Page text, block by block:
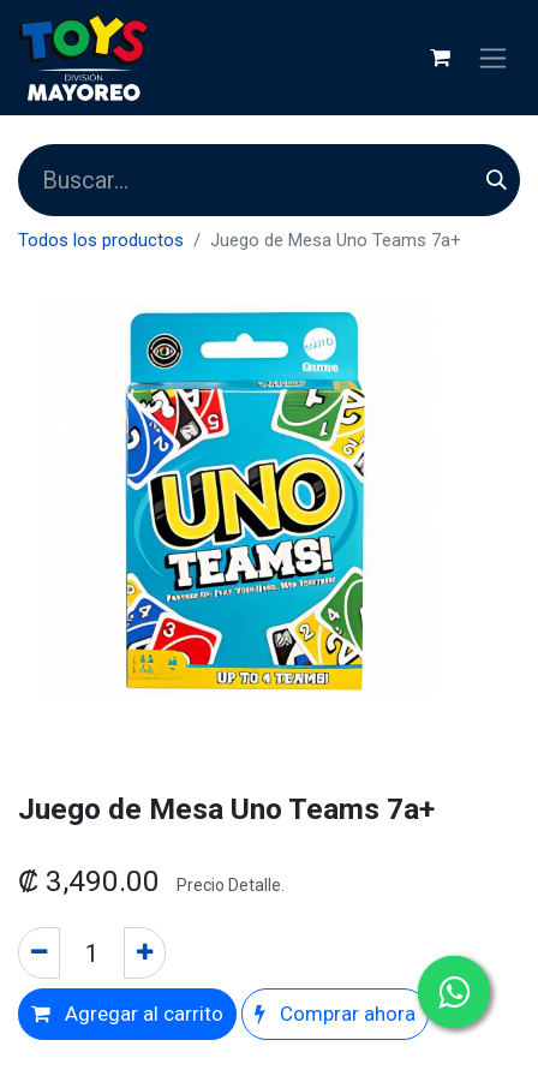
Todos los productos Juego de Mesa Uno Teams 7a+
Juego de Mesa Uno Teams 7a+
₡ 3,490.00 Precio Detalle.
Agregar al carrito Comprar ahora